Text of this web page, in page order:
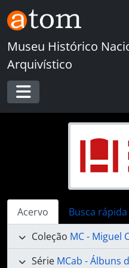
Skip to main content
Museu Histórico
Arquivístico
Toggle navigation
Acervo
Busca rápida
Coleção MC - Miguel
Série MCab - Álbuns